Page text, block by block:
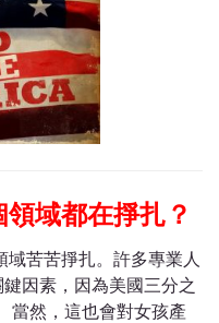
域都在掙扎？
域苦苦掙扎。許多專業人
因素，因為美國三分之
當然，這也會對女孩產